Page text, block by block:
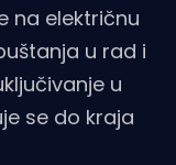
na električnu
u rad i
u
se do kraja